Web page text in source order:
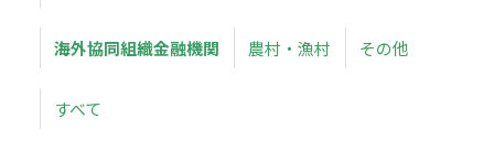
海外協同組織金融機関 農村・漁村 その他
すべて